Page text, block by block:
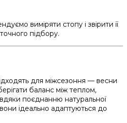
виміряти стопу і звірити її
підбору.
для міжсезоння — весни
баланс між теплом,
поєднанню натуральної
ідеально адаптуються до